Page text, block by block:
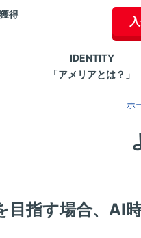
得
IDENTITY
「アメリアとは？」
ホ
目指す場合、AI